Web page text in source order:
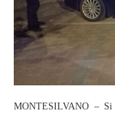
MONTESILVANO – Si